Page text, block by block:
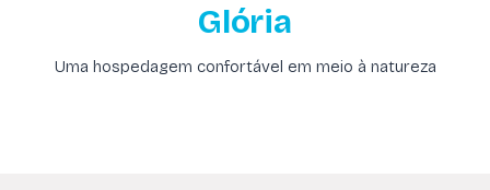
Glória
Uma hospedagem confortável em meio à natureza